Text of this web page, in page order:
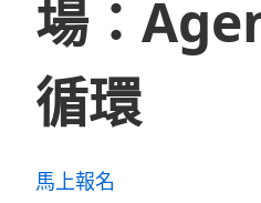
場：
循環
馬上報名